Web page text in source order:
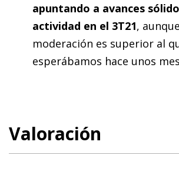
apuntando a avances
actividad en el 3T21,
moderación es superior al
esperábamos hace unos
Valoración